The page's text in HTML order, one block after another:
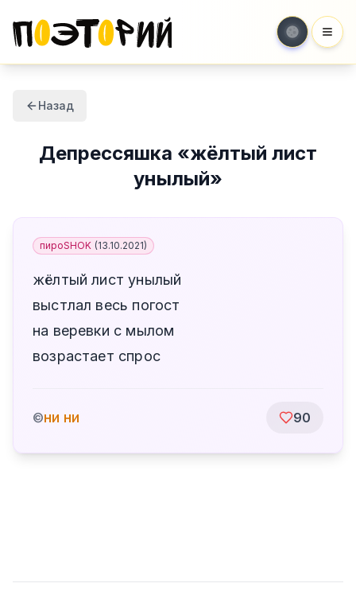
Назад
Депрессяшка «жёлтый лист
унылый»
пироSHOK (13.10.2021)
жёлтый лист унылый
выстлал весь погост
на веревки с мылом
возрастает спрос
©ни ни 90